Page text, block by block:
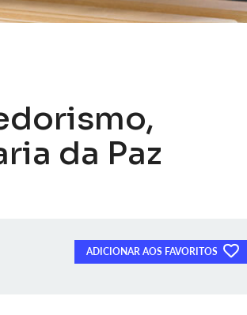
da Paz
ADICIONAR AOS FAVORITOS